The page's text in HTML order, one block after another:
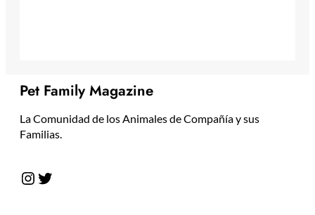
Pet Family Magazine
La Comunidad de los Animales de Compañía y sus
Familias.
Instagram Twitter